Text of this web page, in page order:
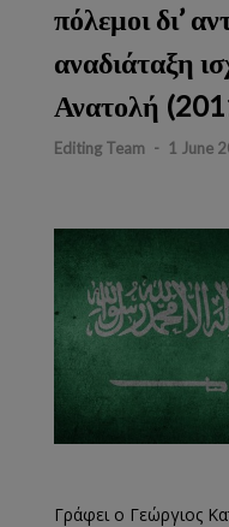
πόλεμοι δι’
αναδιάταξη
Ανατολή
Editing Team - 1 June
Γράφει ο Γεώργιος